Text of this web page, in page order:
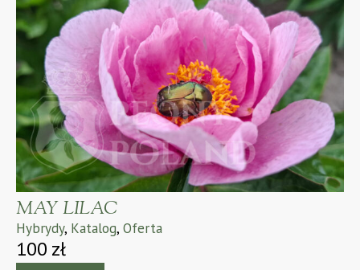
MAY LILAC
Hybrydy, Katalog, Oferta
100 zł